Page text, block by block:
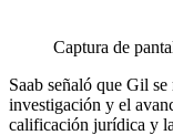
Captura de
Saab señaló que Gil
investigación y el
calificación jurídica y